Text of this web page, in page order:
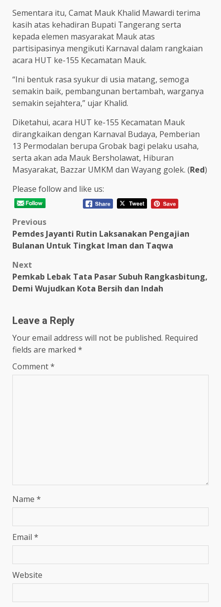
Sementara itu, Camat Mauk Khalid Mawardi terima
kasih atas kehadiran Bupati Tangerang serta
kepada elemen masyarakat Mauk atas
partisipasinya mengikuti Karnaval dalam rangkaian
acara HUT ke-155 Kecamatan Mauk.
“Ini bentuk rasa syukur di usia matang, semoga
semakin baik, pembangunan bertambah, warganya
semakin sejahtera,” ujar Khalid.
Diketahui, acara HUT ke-155 Kecamatan Mauk
dirangkaikan dengan Karnaval Budaya, Pemberian
13 Permodalan berupa Grobak bagi pelaku usaha,
serta akan ada Mauk Bersholawat, Hiburan
Masyarakat, Bazzar UMKM dan Wayang golek. (Red)
Please follow and like us:
Post
navigation
Previous
Pemdes Jayanti Rutin Laksanakan Pengajian
Bulanan Untuk Tingkat Iman dan Taqwa
Next
Pemkab Lebak Tata Pasar Subuh Rangkasbitung,
Demi Wujudkan Kota Bersih dan Indah
Leave a Reply
Your email address will not be published. Required
fields are marked *
Comment*
Name *
Email *
Website